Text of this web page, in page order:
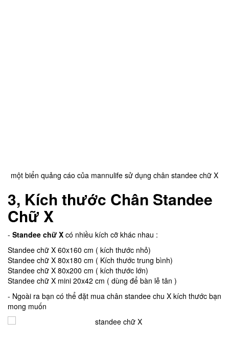
một biển quảng cáo của mannulife sử dụng chân standee chữ X
3, Kích thước Chân Standee
Chữ X
- Standee chữ X có nhiều kích cỡ khác nhau :
Standee chữ X 60x160 cm ( kích thước nhỏ)
Standee chữ X 80x180 cm ( Kích thước trung bình)
Standee chữ X 80x200 cm ( kích thước lớn)
Standee chữ X mini 20x42 cm ( dùng để bàn lễ tân )
- Ngoài ra bạn có thể đặt mua chân standee chu X kích thước bạn
mong muốn